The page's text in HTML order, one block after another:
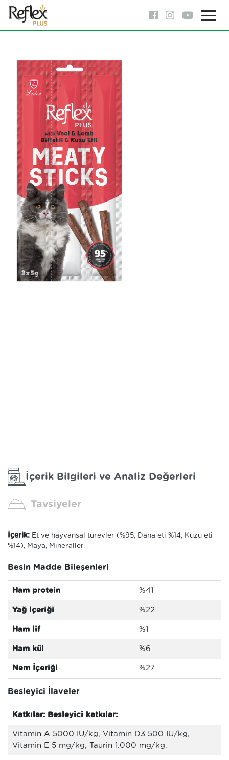
İçerik Bilgileri ve Analiz Değerleri
Tavsiyeler
İçerik: Et ve hayvansal türevler (%95, Dana eti %14, Kuzu eti
%14), Maya, Mineraller.
Besin Madde Bileşenleri
Ham protein %41
Yağ içeriği %22
Ham lif %1
Ham kül %6
Nem İçeriği %27
Besleyici İlaveler
Katkılar: Besleyici katkılar:
Vitamin A 5000 IU/kg, Vitamin D3 500 IU/kg,
Vitamin E 5 mg/kg, Taurin 1.000 mg/kg.